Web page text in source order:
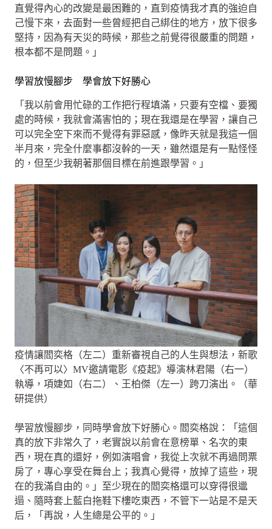
直覺得內心的改變是最困難的，直到疫情我才真的強迫自
己慢下來，去面對一些曾經把自己綁住的地方，放下很多
堅持，因為有天災的時候，那些之前覺得很嚴重的問題，
根本都不是問題。」
學習放慢腳步 學會放下好勝心
「我以前會用忙碌的工作把行程填滿，只要有空檔、要獨
處的時候，我就會滿害怕的；現在我還是在學習，讓自己
可以完全空下來而不覺得有罪惡感，像昨天就是我這一個
半月來，完全什麼事都沒幹的一天，雖然還是有一點怪怪
的，但至少我朝著那個目標在前進跟學習。」
疫情讓閻奕格（左二）重新審視自己的人生與想法，新歌
〈不再可以〉MV邀請電影《疫起》導演林君陽（右一）
執導，項婕如（右二）、王柏傑（左一）跨刀演出。（華
研提供）
學習放慢腳步，同時學會放下好勝心。閻奕格說：「這個
真的放下非常久了，老實說以前會在意榜單、名次的東
西，現在真的還好，例如演唱會，我從上次就不再過問票
房了，專心享受在舞台上；我真心覺得，放掉了這些，現
在的我滿自由的。」至少現在的閻奕格還可以穿得很邋
遢、隨時套上藍白拖鞋下樓吃東西，不管下一站是不是天
后，「再說，人生總是公平的。」